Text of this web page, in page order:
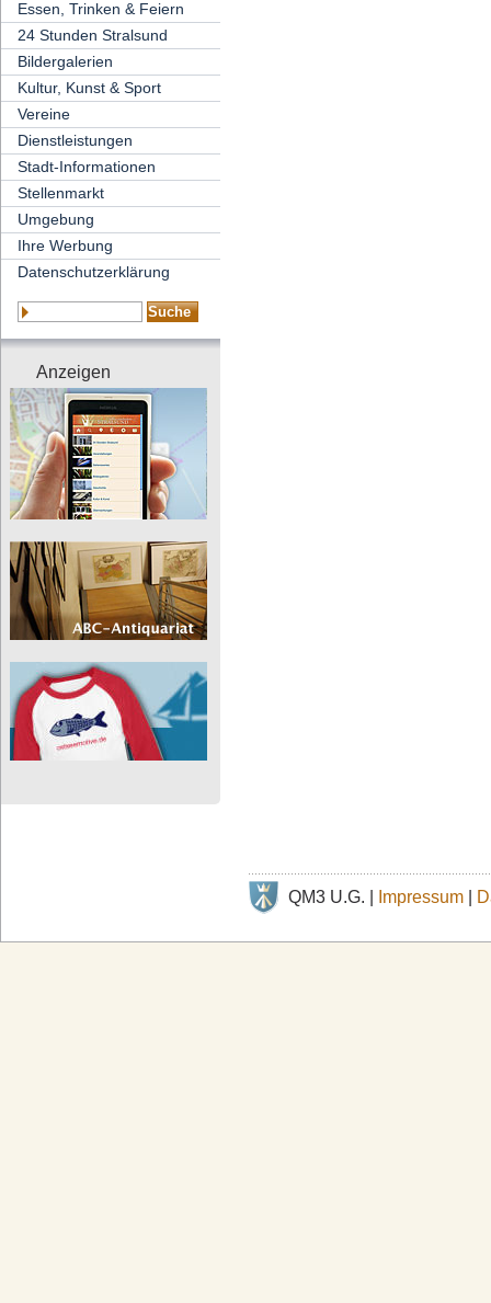
Essen, Trinken & Feiern
24 Stunden Stralsund
Bildergalerien
Kultur, Kunst & Sport
Vereine
Dienstleistungen
Stadt-Informationen
Stellenmarkt
Umgebung
Ihre Werbung
Datenschutzerklärung
Anzeigen
QM3 U.G. | Impressum